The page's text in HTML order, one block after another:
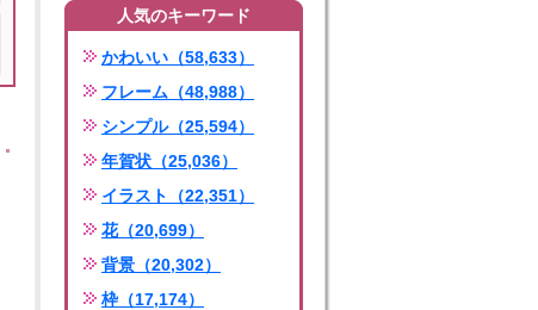
人気のキーワード
かわいい（58,633）
フレーム（48,988）
シンプル（25,594）
年賀状（25,036）
イラスト（22,351）
花（20,699）
背景（20,302）
枠（17,174）